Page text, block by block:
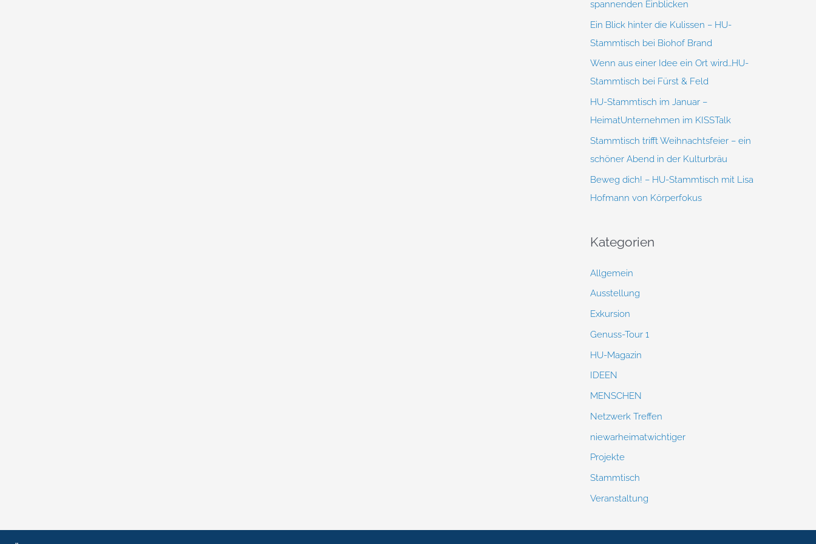
spannenden Einblicken
Ein Blick hinter die Kulissen – HU-
Stammtisch bei Biohof Brand
Wenn aus einer Idee ein Ort wird…HU-
Stammtisch bei Fürst & Feld
HU-Stammtisch im Januar –
HeimatUnternehmen im KISSTalk
Stammtisch trifft Weihnachtsfeier – ein
schöner Abend in der Kulturbräu
Beweg dich! – HU-Stammtisch mit Lisa
Hofmann von Körperfokus
Kategorien
Allgemein
Ausstellung
Exkursion
Genuss-Tour 1
HU-Magazin
IDEEN
MENSCHEN
Netzwerk Treffen
niewarheimatwichtiger
Projekte
Stammtisch
Veranstaltung